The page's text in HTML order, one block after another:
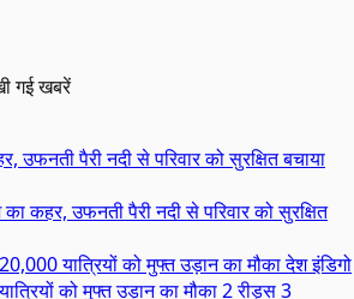
गई खबरें
का कहर, उफनती पैरी नदी से परिवार को सुरक्षित
देशइंडिगो
को मुफ्त उड़ान का मौका2 रीड्स3